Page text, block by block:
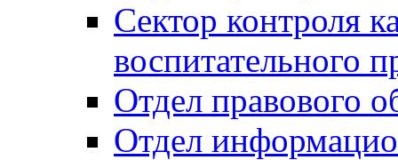
Сектор контроля
воспитательного
Отдел правового
Отдел